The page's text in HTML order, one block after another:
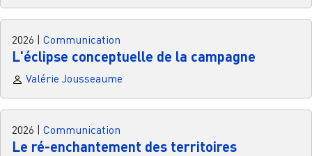
2026 Communication
L'éclipse conceptuelle de la campagne
Valérie Jousseaume
2026 Communication
Le ré-enchantement des territoires